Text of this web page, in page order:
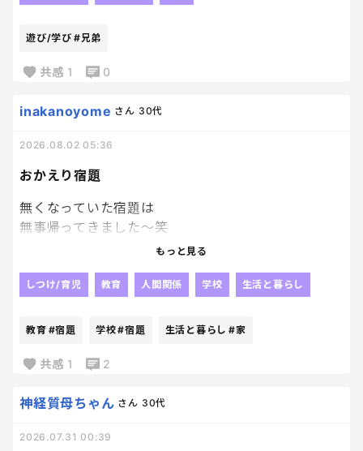
い🥹🥹
遊び/学び #兄弟
共感 1 0
おかえり宿題
inakanoyome さん 30代
2026.08.02 05:36
無くなっていた宿題は
無事帰ってきました～笑
やっぱり人の「見た」とか
じゃないかなぁ～って思っていた通り、
2日後に
毎日荷物開けないパターンね！？笑
良いんだけどね！！
なんでも再確認は大事！！
もっと見る
しつけ/育児 教育 人間関係 学校 生活と暮らし
教育 #宿題 学校#宿題 生活と暮らし #家
共感 1 2
神経質母ちゃん さん 30代
2026.07.31 00:39